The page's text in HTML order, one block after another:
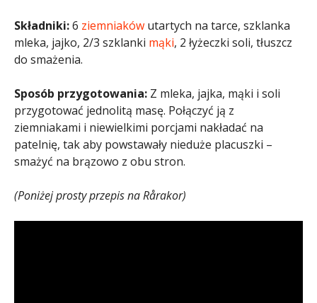
Składniki:6 ziemniaków utartych na tarce, szklanka
mleka, jajko, 2/3 szklanki mąki, 2 łyżeczki soli, tłuszcz
do smażenia.
Sposób przygotowania: Z mleka, jajka, mąki i soli
przygotować jednolitą masę. Połączyć ją z
ziemniakami i niewielkimi porcjami nakładać na
patelnię, tak aby powstawały nieduże placuszki –
smażyć na brązowo z obu stron.
(Poniżej prosty przepis na Rårakor)